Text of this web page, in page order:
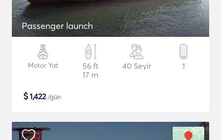
Passenger launch
Motor Yat
56 ft
17 m
40 Seyir 1
$1,422/gün